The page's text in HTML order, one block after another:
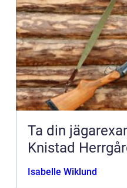
Ta din
Knistad
Isabelle Wiklund